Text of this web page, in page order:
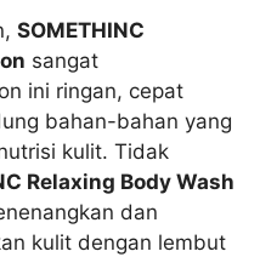
SOMETHINC
sangat
ini ringan, cepat
bahan-bahan yang
kulit. Tidak
Relaxing Body Wash
dan
kulit dengan lembut